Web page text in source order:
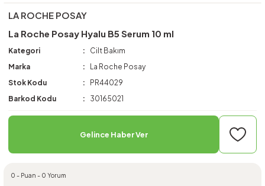
LA ROCHE POSAY
La Roche Posay Hyalu B5 Serum 10 ml
Kategori
Cilt Bakım
Marka
La Roche Posay
Stok Kodu
PR44029
Barkod Kodu
30165021
Gelince Haber Ver
0 - Puan - 0 Yorum